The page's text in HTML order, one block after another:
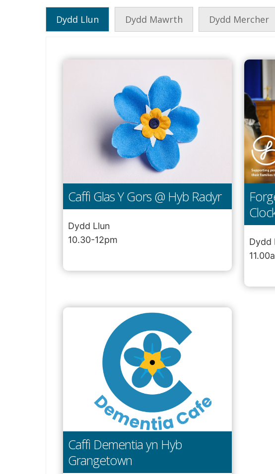
Dydd Llun Dydd Mawrth Dydd Mercher
Caffi Glas Y Gors @ Hyb Radyr
Dydd Llun
10.30-12pm
Dydd
Caffi Dementia yn Hyb
Grangetown